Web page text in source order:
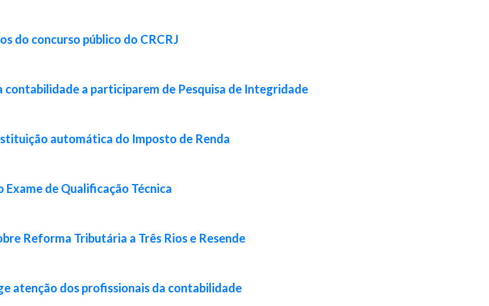
do concurso público do CRCRJ
contabilidade a participarem de Pesquisa de Integridade
automática do Imposto de Renda
Exame de Qualificação Técnica
Reforma Tributária a Três Rios e Resende
atenção dos profissionais da contabilidade